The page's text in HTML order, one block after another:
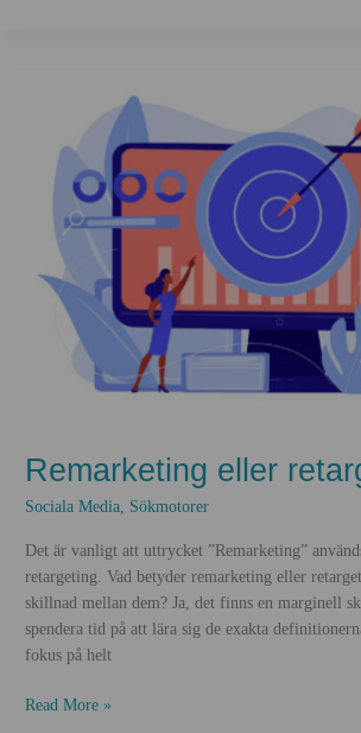
Remarketing eller
Sociala Media, Sökmotorer
Det är vanligt att uttrycket ”Remarketing”
retargeting. Vad betyder remarketing eller
skillnad mellan dem? Ja, det finns en marginell
spendera tid på att lära sig de exakta
fokus på helt
Remarketing
Read More »